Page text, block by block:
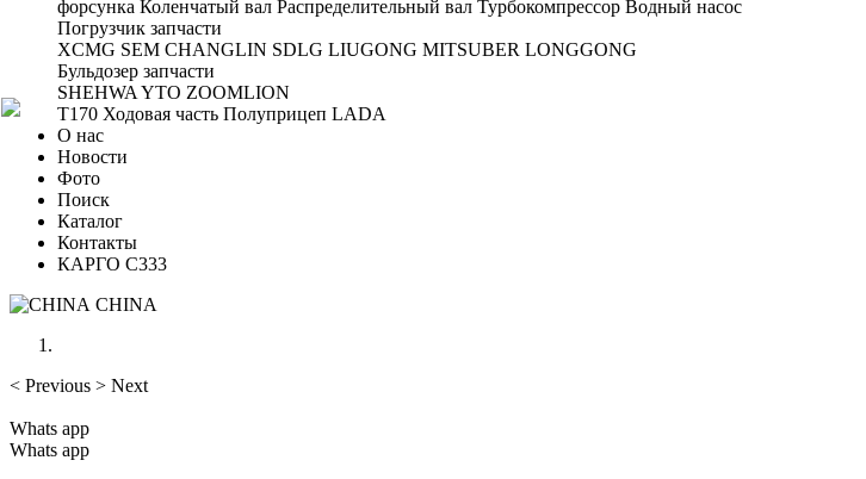
форсунка Коленчатый вал Распределительный вал Турбокомпрессор Водный насос
Погрузчик запчасти
XCMG SEM CHANGLIN SDLG LIUGONG MITSUBER LONGGONG
Бульдозер запчасти
SHEHWA YTO ZOOMLION
T170 Ходовая часть Полуприцеп LADA
О нас
Новости
Фото
Поиск
Каталог
Контакты
КАРГО С333
CHINA
< Previous > Next
Whats app
Whats app